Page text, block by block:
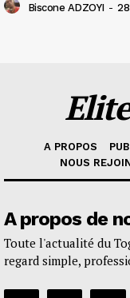
Biscone ADZOYI -
A PROPOS
NOUS
A propos de
Toute l'actualité du
regard simple,